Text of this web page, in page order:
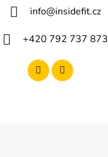
info@insidefit.cz
+420 792 737 873